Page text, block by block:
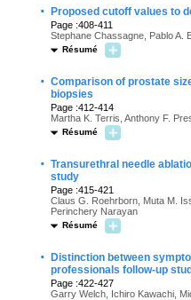
· Proposed cutoff values to
Page :408-411
Stephane Chassagne, Pablo A.
Résumé
· Comparison of prostate
biopsies
Page :412-414
Martha K. Terris, Anthony F.
Résumé
· Transurethral needle
study
Page :415-421
Claus G. Roehrborn, Muta M.
Perinchery Narayan
Résumé
·
Distinction between
professionals follow-up
Page :422-427
Garry Welch, Ichiro Kawachi,